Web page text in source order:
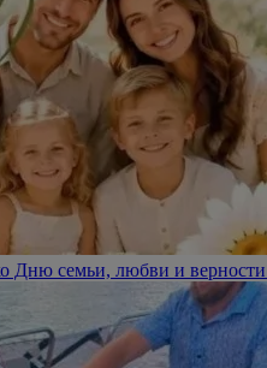
Дню семьи, любви и верности